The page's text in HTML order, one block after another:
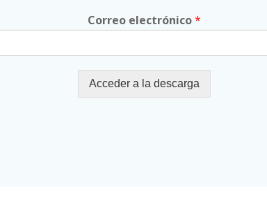
Correo electrónico*
Acceder a la descarga